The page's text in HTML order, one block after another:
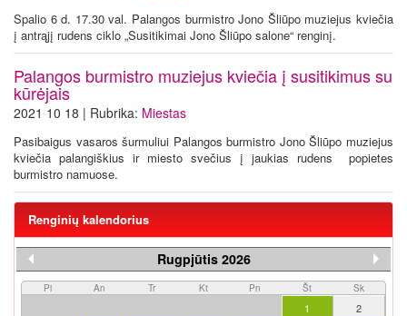
Spalio 6 d. 17.30 val. Palangos burmistro Jono Šliūpo muziejus kviečia
į antrąjį rudens ciklo „Susitikimai Jono Šliūpo salone“ renginį.
Palangos burmistro muziejus kviečia į susitikimus su
kūrėjais
2021 10 18 | Rubrika: Miestas
Pasibaigus vasaros šurmuliui Palangos burmistro Jono Šliūpo muziejus
kviečia palangiškius ir miesto svečius į jaukias rudens popietes
burmistro namuose.
Renginių kalendorius
Rugpjūtis 2026
Pi An Tr Kt Pn Št Sk
1
2